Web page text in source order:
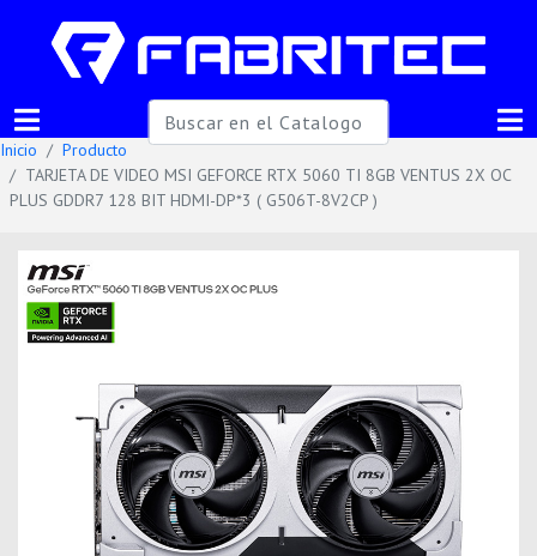
Inicio
Producto
TARJETA DE VIDEO MSI GEFORCE RTX 5060 TI 8GB VENTUS 2X OC
PLUS GDDR7 128 BIT HDMI-DP*3 ( G506T-8V2CP )